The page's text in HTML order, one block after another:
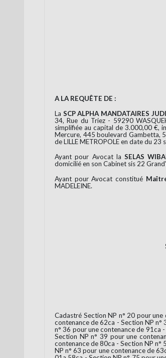
A LA REQUÊTE DE :
La SCP ALPHA MANDATAIRES
34, Rue du Triez - 59290
simplifiée au capital de 3.000,00 €,
Mercure, 445 boulevard Gambetta,
de LILLE METROPOLE en date du
Ayant pour Avocat laSELAS
domicilié en son Cabinet sis 22
Ayant pour Avocat constitué
MADELEINE.
Cadastré Section NP n° 20 pour
contenance de 62ca - Section NP
n° 36 pour une contenance de 91ca
Section NP n° 39 pour une
contenance de 80ca - Section NP n°
NP n° 63 pour une contenance de